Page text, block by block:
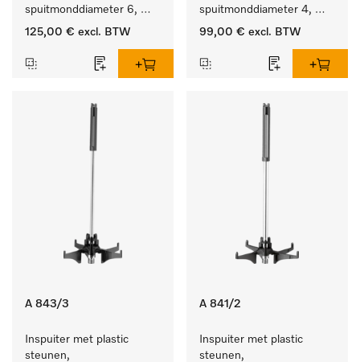
spuitmonddiameter 6,
lengte 130 mm, 5 stuks.
125,00 € excl. BTW
spuitmonddiameter 4,
lengte 90 mm, 5 stuks
99,00 € excl. BTW
A 843/3
Inspuiter met plastic
steunen,
A 841/2
Inspuiter met plastic
steunen,